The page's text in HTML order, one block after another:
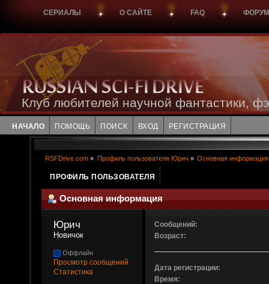
СЕРИАЛЫ О САЙТЕ FAQ ФОРУМ
Клуб любителей научной фантастики,
НАЧАЛО ПОМОЩЬ ПОИСК ВХОД РЕГИСТРАЦИЯ
RSFDrive.com » Профиль пользователя Юрич » Основная информация
ПРОФИЛЬ ПОЛЬЗОВАТЕЛЯ
Основная информация
Юрич
Новичок
Оффлайн
Просмотр сообщений
Статистика
Сообщений:
Возраст:
Дата регистрации:
Время: